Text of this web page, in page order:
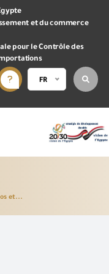
et du commerce
pour le Contrôle des
FR
et...